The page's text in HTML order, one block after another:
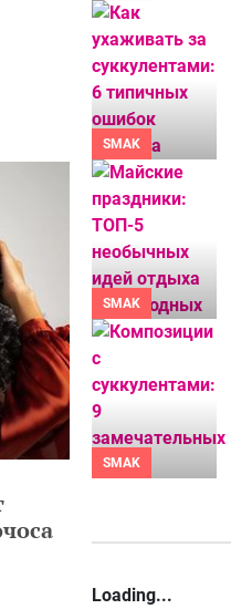
SMAK
SMAK
SMAK
Loading...